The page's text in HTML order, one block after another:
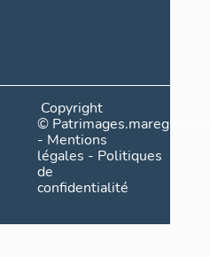
Copyright
©
- Mentions
légales - Politiques
de
confidentialité